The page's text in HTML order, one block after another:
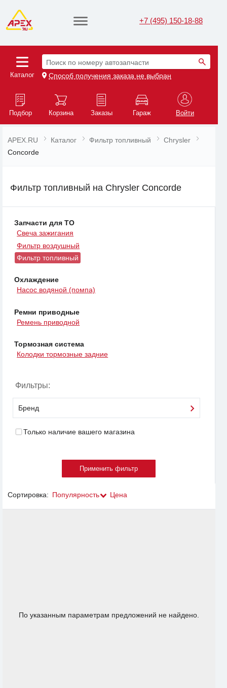
+7 (495) 150-18-88
Каталог
Поиск по номеру автозапчасти
Способ получения заказа не выбран
Подбор Корзина Заказы Гараж Войти
APEX.RU Каталог Фильтр топливный
Chrysler
Concorde
Фильтр топливный на Chrysler Concorde
Запчасти для ТО
Свеча зажигания
Фильтр воздушный
Фильтр топливный
Охлаждение
Насос водяной (помпа)
Ремни приводные
Ремень приводной
Тормозная система
Колодки тормозные задние
Фильтры:
Бренд
Только наличие вашего магазина
Сортировка: Популярность Цена
По указанным параметрам предложений не найдено.